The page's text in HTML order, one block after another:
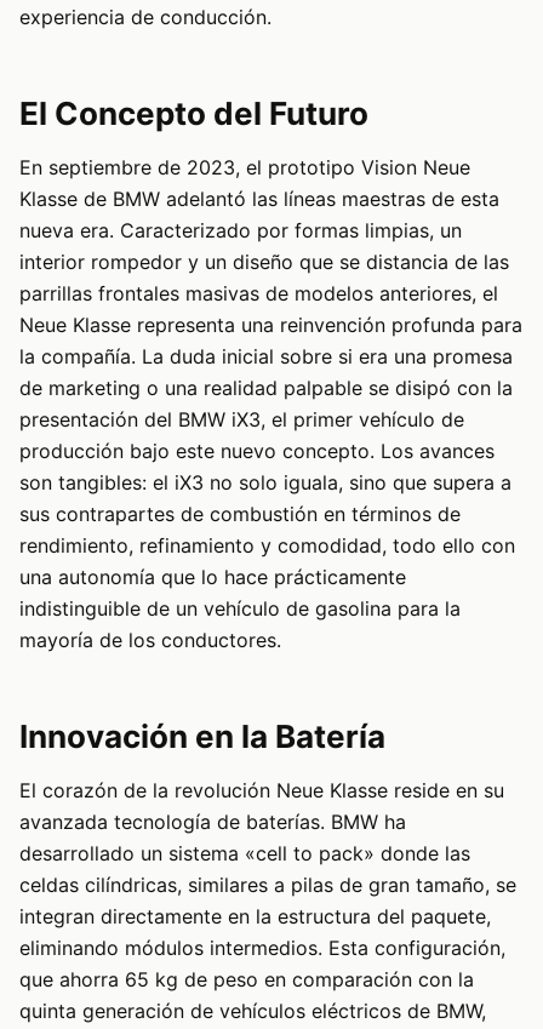
experiencia de conducción.
El Concepto del Futuro
En septiembre de 2023, el prototipo Vision Neue
Klasse de BMW adelantó las líneas maestras de esta
nueva era. Caracterizado por formas limpias, un
interior rompedor y un diseño que se distancia de las
parrillas frontales masivas de modelos anteriores, el
Neue Klasse representa una reinvención profunda para
la compañía. La duda inicial sobre si era una promesa
de marketing o una realidad palpable se disipó con la
presentación del BMW iX3, el primer vehículo de
producción bajo este nuevo concepto. Los avances
son tangibles: el iX3 no solo iguala, sino que supera a
sus contrapartes de combustión en términos de
rendimiento, refinamiento y comodidad, todo ello con
una autonomía que lo hace prácticamente
indistinguible de un vehículo de gasolina para la
mayoría de los conductores.
Innovación en la Batería
El corazón de la revolución Neue Klasse reside en su
avanzada tecnología de baterías. BMW ha
desarrollado un sistema «cell to pack» donde las
celdas cilíndricas, similares a pilas de gran tamaño, se
integran directamente en la estructura del paquete,
eliminando módulos intermedios. Esta configuración,
que ahorra 65 kg de peso en comparación con la
quinta generación de vehículos eléctricos de BMW,